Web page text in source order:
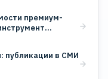
премиум-
публикации в СМИ